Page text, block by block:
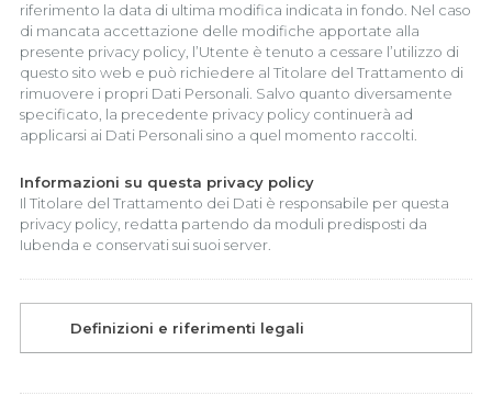
riferimento la data di ultima modifica indicata in fondo. Nel caso
di mancata accettazione delle modifiche apportate alla
presente privacy policy, l’Utente è tenuto a cessare l’utilizzo di
questo sito web e può richiedere al Titolare del Trattamento di
rimuovere i propri Dati Personali. Salvo quanto diversamente
specificato, la precedente privacy policy continuerà ad
applicarsi ai Dati Personali sino a quel momento raccolti.
Informazioni su questa privacy policy
Il Titolare del Trattamento dei Dati è responsabile per questa
privacy policy, redatta partendo da moduli predisposti da
Iubenda e conservati sui suoi server.
Definizioni e riferimenti legali